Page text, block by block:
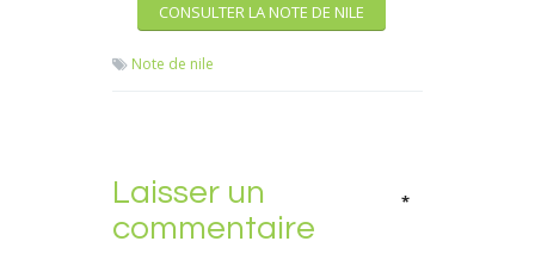
CONSULTER LA NOTE DE NILE
Note de nile
Laisser un
commentaire
*